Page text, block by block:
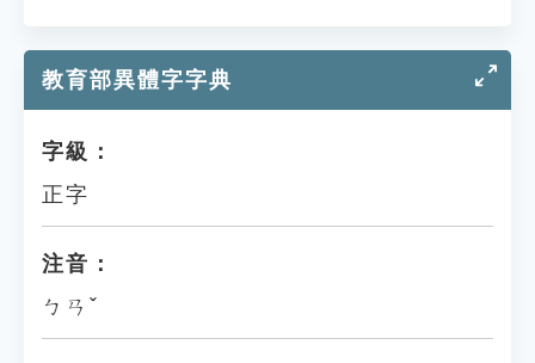
教育部異體字字典
字級：
正字
注音：
ㄅㄢˇ